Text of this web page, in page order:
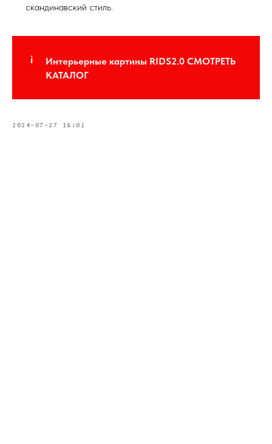
скандинавский стиль.
Интерьерные картины RIDS2.0 СМОТРЕТЬ
КАТАЛОГ
2024-07-27 16:01
Возврат
Панно
Механизмы
• Договор публичной оферты
• Карта сайта